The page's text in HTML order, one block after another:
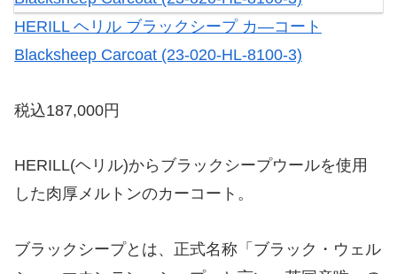
HERILL ヘリル ブラックシープ カ―コート
Blacksheep Carcoat (23-020-HL-8100-3)
税込187,000円
HERILL(ヘリル)からブラックシープウールを使用
した肉厚メルトンのカーコート。
ブラックシープとは、正式名称「ブラック・ウェル